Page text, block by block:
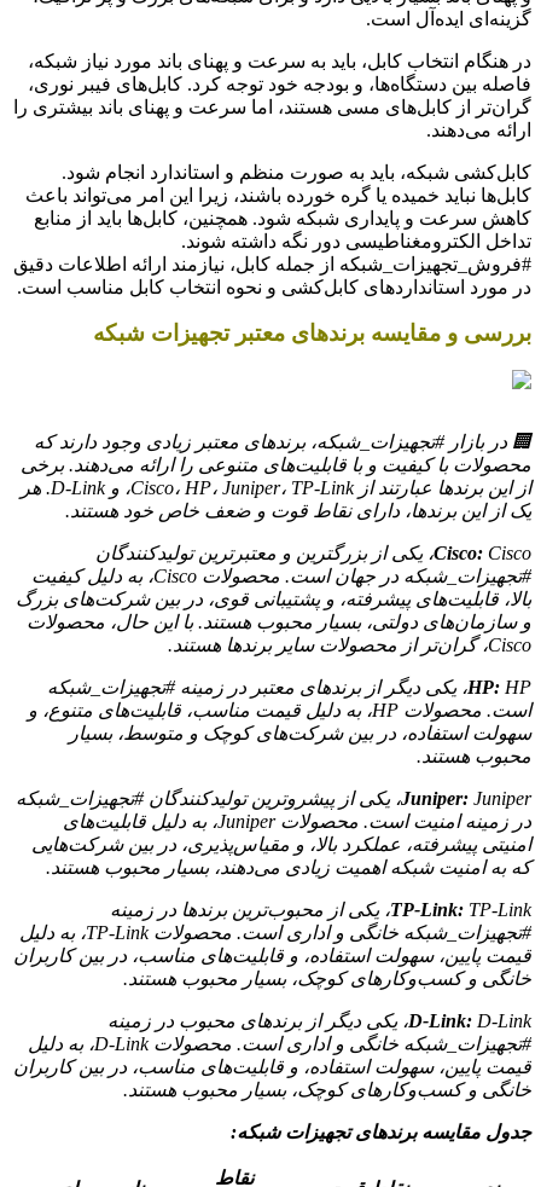
گزینه‌ای ایده‌آل است.
در هنگام انتخاب کابل، باید به سرعت و پهنای باند مورد نیاز شبکه،
فاصله بین دستگاه‌ها، و بودجه خود توجه کرد. کابل‌های فیبر نوری،
گران‌تر از کابل‌های مسی هستند، اما سرعت و پهنای باند بیشتری را
ارائه می‌دهند.
کابل‌کشی شبکه، باید به صورت منظم و استاندارد انجام شود.
کابل‌ها نباید خمیده یا گره خورده باشند، زیرا این امر می‌تواند باعث
کاهش سرعت و پایداری شبکه شود. همچنین، کابل‌ها باید از منابع
تداخل الکترومغناطیسی دور نگه داشته شوند.
#فروش_تجهیزات_شبکه از جمله کابل، نیازمند ارائه اطلاعات دقیق
در مورد استانداردهای کابل‌کشی و نحوه انتخاب کابل مناسب است.
بررسی و مقایسه برندهای معتبر تجهیزات شبکه
🏢 در بازار #تجهیزات_شبکه، برندهای معتبر زیادی وجود دارند که
محصولات با کیفیت و با قابلیت‌های متنوعی را ارائه می‌دهند. برخی
از این برندها عبارتند از Cisco، HP، Juniper، TP-Link، و D-Link. هر
یک از این برندها، دارای نقاط قوت و ضعف خاص خود هستند.
Cisco:Cisco، یکی از بزرگترین و معتبرترین تولیدکنندگان
#تجهیزات_شبکه در جهان است. محصولات Cisco، به دلیل کیفیت
بالا، قابلیت‌های پیشرفته، و پشتیبانی قوی، در بین شرکت‌های بزرگ
و سازمان‌های دولتی، بسیار محبوب هستند. با این حال، محصولات
Cisco، گران‌تر از محصولات سایر برندها هستند.
HP:HP، یکی دیگر از برندهای معتبر در زمینه #تجهیزات_شبکه
است. محصولات HP، به دلیل قیمت مناسب، قابلیت‌های متنوع، و
سهولت استفاده، در بین شرکت‌های کوچک و متوسط، بسیار
محبوب هستند.
Juniper:Juniper، یکی از پیشروترین تولیدکنندگان #تجهیزات_شبکه
در زمینه امنیت است. محصولات Juniper، به دلیل قابلیت‌های
امنیتی پیشرفته، عملکرد بالا، و مقیاس‌پذیری، در بین شرکت‌هایی
که به امنیت شبکه اهمیت زیادی می‌دهند، بسیار محبوب هستند.
TP-Link:TP-Link، یکی از محبوب‌ترین برندها در زمینه
#تجهیزات_شبکه خانگی و اداری است. محصولات TP-Link، به دلیل
قیمت پایین، سهولت استفاده، و قابلیت‌های مناسب، در بین کاربران
خانگی و کسب‌وکارهای کوچک، بسیار محبوب هستند.
D-Link:D-Link، یکی دیگر از برندهای محبوب در زمینه
#تجهیزات_شبکه خانگی و اداری است. محصولات D-Link، به دلیل
قیمت پایین، سهولت استفاده، و قابلیت‌های مناسب، در بین کاربران
خانگی و کسب‌وکارهای کوچک، بسیار محبوب هستند.
جدول مقایسه برندهای تجهیزات شبکه:
نقاط